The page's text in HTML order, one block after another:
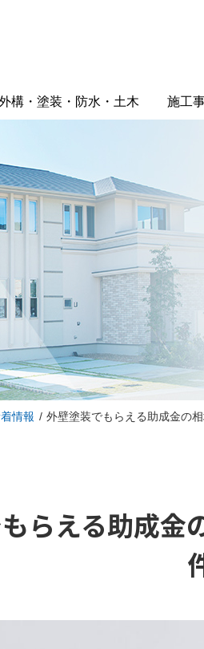
構・塗装・防水・土木 施工
情報 外壁塗装でもらえる助成金の
らえる助成金